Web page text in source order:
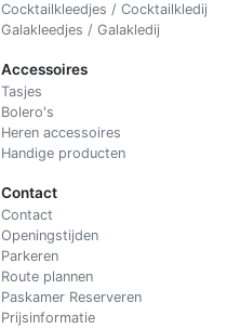
Cocktailkleedjes / Cocktailkledij
Galakleedjes / Galakledij
Accessoires
Tasjes
Bolero's
Heren accessoires
Handige producten
Contact
Contact
Openingstijden
Parkeren
Route plannen
Paskamer Reserveren
Prijsinformatie